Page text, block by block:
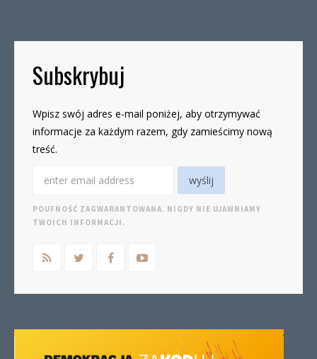
Subskrybuj
Wpisz swój adres e-mail poniżej, aby otrzymywać
informacje za każdym razem, gdy zamieścimy nową
treść.
POUFNOŚĆ ZAGWARANTOWANA. NIGDY NIE UJAWNIAMY
TWOICH INFORMACJI.